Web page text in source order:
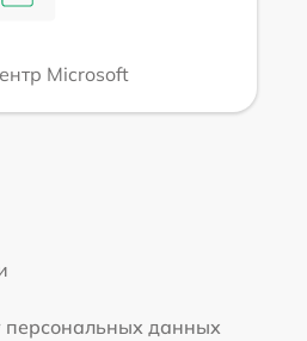
Microsoft
персональных данных